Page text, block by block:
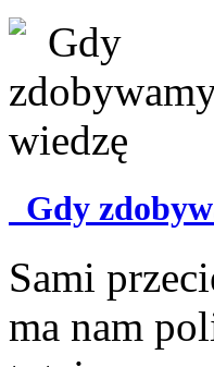
Gdy
Sami
ma nam